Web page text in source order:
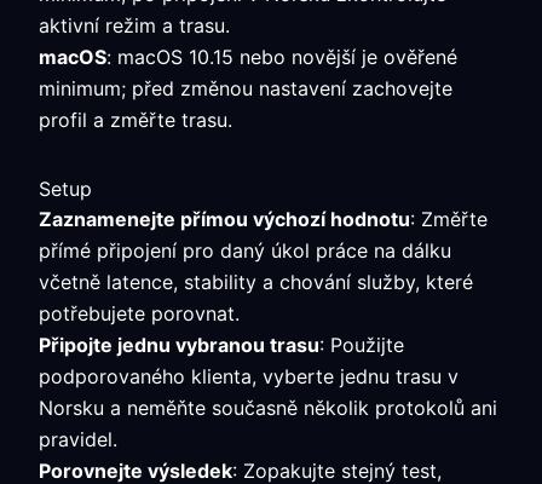
aktivní režim a trasu.
macOS: macOS 10.15 nebo novější je ověřené
minimum; před změnou nastavení zachovejte
profil a změřte trasu.
Setup
Zaznamenejte přímou výchozí hodnotu: Změřte
přímé připojení pro daný úkol práce na dálku
včetně latence, stability a chování služby, které
potřebujete porovnat.
Připojte jednu vybranou trasu: Použijte
podporovaného klienta, vyberte jednu trasu v
Norsku a neměňte současně několik protokolů ani
pravidel.
Porovnejte výsledek: Zopakujte stejný test,